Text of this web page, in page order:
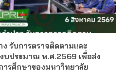
รับการตรวจติดตามและ
บประมาณ พ.ศ.2569 เพื่อส่ง
รศึกษาของมหาวิทยาลัย